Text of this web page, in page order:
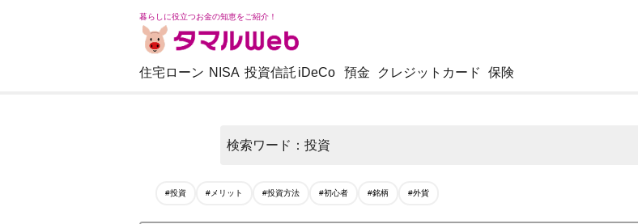
暮らしに役立つお金の知恵をご紹介！
住宅ローン NISA 投資信託 iDeCo 預金 クレジットカード 保険
検索ワード：投資
#投資 #メリット #投資方法 #初心者 #銘柄 #外貨